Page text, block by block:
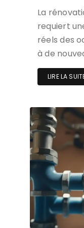
La
requiert
réels des
à de
LIRE LA